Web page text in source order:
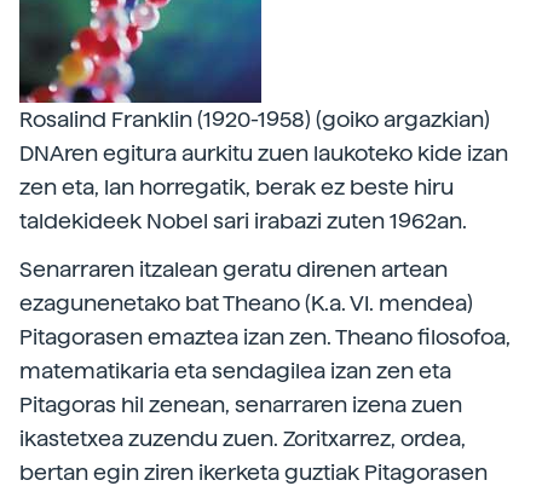
Rosalind Franklin (1920-1958) (goiko argazkian)
DNAren egitura aurkitu zuen laukoteko kide izan
zen eta, lan horregatik, berak ez beste hiru
taldekideek Nobel sari irabazi zuten 1962an.
Senarraren itzalean geratu direnen artean
ezagunenetako bat Theano (K.a. VI. mendea)
Pitagorasen emaztea izan zen. Theano filosofoa,
matematikaria eta sendagilea izan zen eta
Pitagoras hil zenean, senarraren izena zuen
ikastetxea zuzendu zuen. Zoritxarrez, ordea,
bertan egin ziren ikerketa guztiak Pitagorasen